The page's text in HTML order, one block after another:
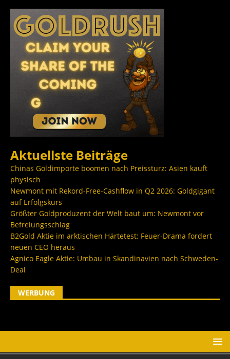
Aktuellste Beiträge
Chinas Goldimporte boomen nach Preissturz: Asien kauft
physisch
Newmont mit Rekord-Free-Cashflow in Q2 2026: Goldgigant
auf Erfolgskurs
Größter Goldproduzent der Welt baut um: Newmont vor
Befreiungsschlag
B2Gold Aktie im arktischen Härtetest: Feuer-Drama fordert
neuen CEO heraus
Agnico Eagle Aktie: Umbau in Skandinavien nach Schweden-
Deal
WERBUNG